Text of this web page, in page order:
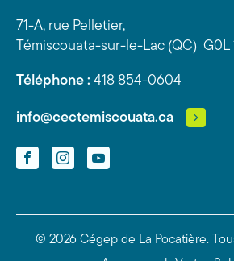
71-A, rue Pelletier,
Témiscouata-sur-le-Lac (QC) G0L
Téléphone : 418 854-0604
info@cectemiscouata.ca
FacebookInstagramYouTube
© 2026 Cégep de La Pocatière.